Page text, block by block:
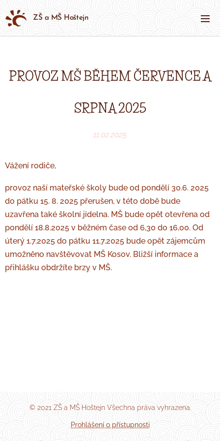
ZŠ a MŠ Hoštejn
PROVOZ MŠ BĚHEM ČERVENCE A
SRPNA 2025
11.02.2025
Vážení rodiče,
provoz naší mateřské školy bude od pondělí 30.6. 2025
do pátku 15. 8. 2025 přerušen, v této době bude
uzavřena také školní jídelna. MŠ bude opět otevřena od
pondělí 18.8.2025 v běžném čase od 6,30 do 16,00. Od
úterý 1.7.2025 do pátku 11.7.2025 bude opět zájemcům
umožněno navštěvovat MŠ Kosov. Bližší informace a
přihlášku obdržíte brzy v MŠ.
© 2021 ZŠ a MŠ Hoštejn Všechna práva vyhrazena.
Prohlášení o přístupnosti